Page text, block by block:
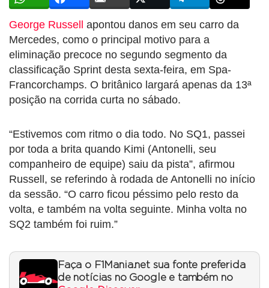
George Russell apontou danos em seu carro da
Mercedes, como o principal motivo para a
eliminação precoce no segundo segmento da
classificação Sprint desta sexta-feira, em Spa-
Francorchamps. O britânico largará apenas da 13ª
posição na corrida curta no sábado.
“Estivemos com ritmo o dia todo. No SQ1, passei
por toda a brita quando Kimi (Antonelli, seu
companheiro de equipe) saiu da pista”, afirmou
Russell, se referindo à rodada de Antonelli no início
da sessão. “O carro ficou péssimo pelo resto da
volta, e também na volta seguinte. Minha volta no
SQ2 também foi ruim.”
Faça o F1Mania.net sua fonte preferida
de notícias no Google e também no